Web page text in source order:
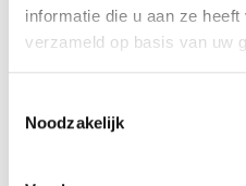
informatie die u aan ze
verzameld op basis van uw
Noodzakelijk